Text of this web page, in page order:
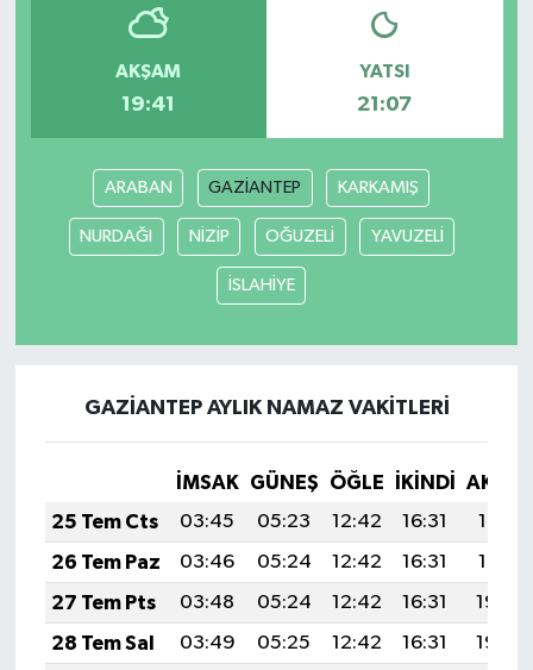
AKŞAM
19:41
YATSI
21:07
ARABAN GAZİANTEP KARKAMIŞ
NURDAĞI NİZİP OĞUZELİ YAVUZELİ
İSLAHİYE
GAZİANTEP AYLIK NAMAZ VAKITLERI
İMSAK GÜNEŞ ÖĞLE İKINDI
25 Tem Cts
03:45 05:23 12:42 16:31
19:51
26 Tem Paz
03:46 05:24 12:42 16:31
19:51
27 Tem Pts
03:48 05:24 12:42 16:31
19:50
28 Tem Sal
03:49 05:25 12:42 16:31
19:49
Teknoloji
Yaşam